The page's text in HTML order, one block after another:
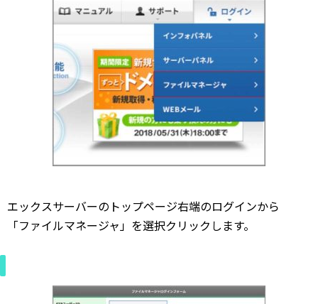
エックスサーバーのトップページ右端のログインから
「ファイルマネージャ」を選択クリックします。